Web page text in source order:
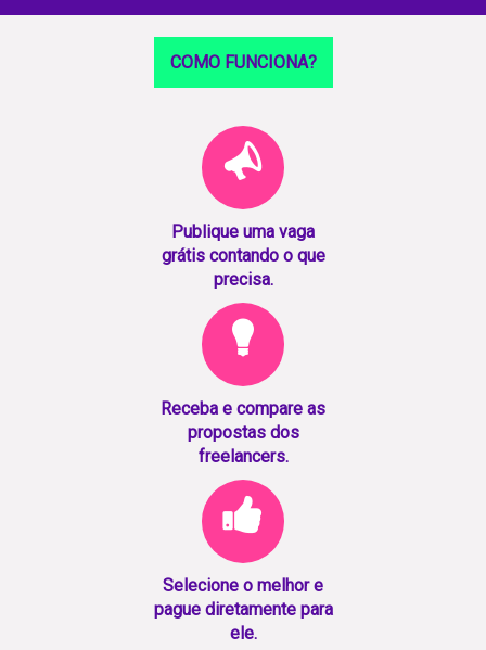
COMO FUNCIONA?
Publique uma vaga
grátis contando o que
precisa.
Receba e compare as
propostas dos
freelancers.
Selecione o melhor e
pague diretamente para
ele.